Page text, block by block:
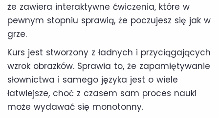
że zawiera interaktywne ćwiczenia, które w
pewnym stopniu sprawią, że poczujesz się jak w
grze.
Kurs jest stworzony z ładnych i przyciągających
wzrok obrazków. Sprawia to, że zapamiętywanie
słownictwa i samego języka jest o wiele
łatwiejsze, choć z czasem sam proces nauki
może wydawać się monotonny.